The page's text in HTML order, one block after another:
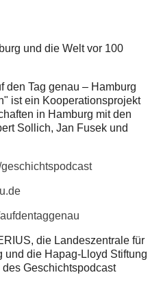
und die Welt vor 100
den Tag genau – Hamburg
ist ein Kooperationsprojekt
in Hamburg mit den
Sollich, Jan Fusek und
die Landeszentrale für
und die Hapag-Lloyd Stiftung
Geschichtspodcast